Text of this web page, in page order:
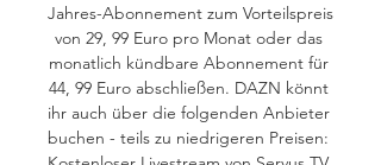
Jahres-Abonnement zum Vorteilspreis
von 29, 99 Euro pro Monat oder das
monatlich kündbare Abonnement für
44, 99 Euro abschließen. DAZN könnt
ihr auch über die folgenden Anbieter
buchen - teils zu niedrigeren Preisen: